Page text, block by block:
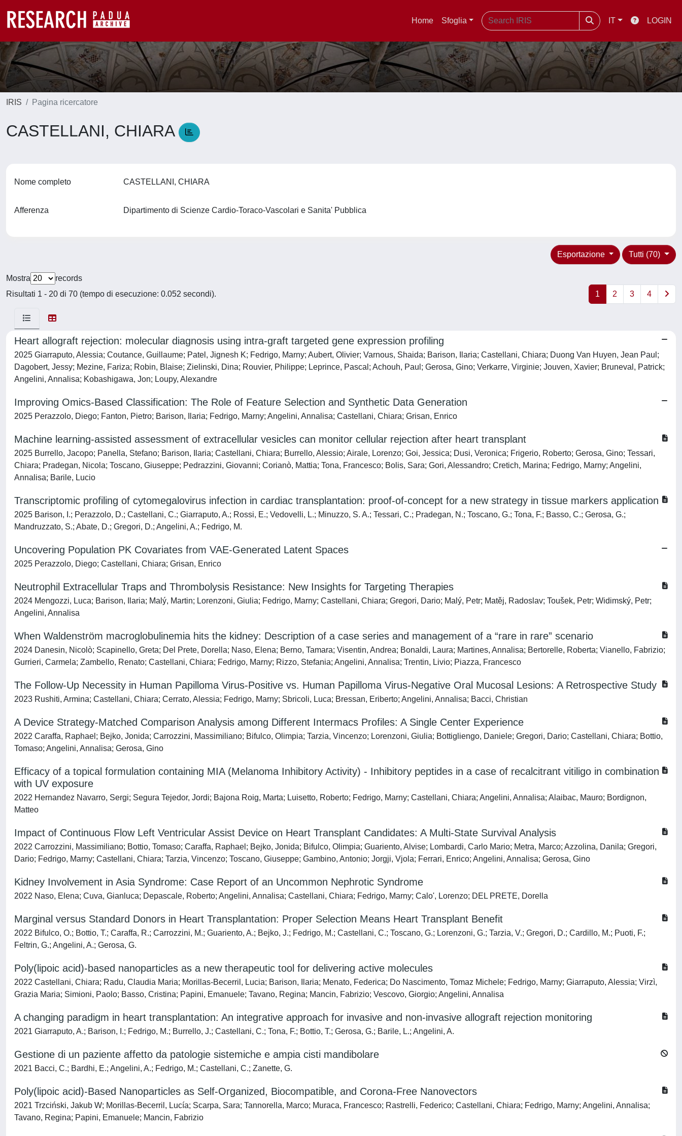
Home Sfoglia IT LOGIN
IRIS Pagina ricercatore
CASTELLANI, CHIARA
Nome completo CASTELLANI, CHIARA
Afferenza Dipartimento di Scienze Cardio-Toraco-Vascolari e Sanita' Pubblica
Tutti (70)
Esportazione
Mostra
records
Risultati 1 - 20 di 70 (tempo di esecuzione: 0.052 secondi).
1 2 3 4
Heart allograft rejection: molecular diagnosis using intra-graft targeted gene expression profiling
2025 Giarraputo, Alessia; Coutance, Guillaume; Patel, Jignesh K; Fedrigo, Marny; Aubert, Olivier; Varnous, Shaida; Barison, Ilaria; Castellani, Chiara; Duong Van Huyen, Jean Paul;
Dagobert, Jessy; Mezine, Fariza; Robin, Blaise; Zielinski, Dina; Rouvier, Philippe; Leprince, Pascal; Achouh, Paul; Gerosa, Gino; Verkarre, Virginie; Jouven, Xavier; Bruneval, Patrick;
Angelini, Annalisa; Kobashigawa, Jon; Loupy, Alexandre
Improving Omics-Based Classification: The Role of Feature Selection and Synthetic Data Generation
2025 Perazzolo, Diego; Fanton, Pietro; Barison, Ilaria; Fedrigo, Marny; Angelini, Annalisa; Castellani, Chiara; Grisan, Enrico
Machine learning-assisted assessment of extracellular vesicles can monitor cellular rejection after heart transplant
2025 Burrello, Jacopo; Panella, Stefano; Barison, Ilaria; Castellani, Chiara; Burrello, Alessio; Airale, Lorenzo; Goi, Jessica; Dusi, Veronica; Frigerio, Roberto; Gerosa, Gino; Tessari,
Chiara; Pradegan, Nicola; Toscano, Giuseppe; Pedrazzini, Giovanni; Corianò, Mattia; Tona, Francesco; Bolis, Sara; Gori, Alessandro; Cretich, Marina; Fedrigo, Marny; Angelini,
Annalisa; Barile, Lucio
Transcriptomic profiling of cytomegalovirus infection in cardiac transplantation: proof-of-concept for a new strategy in tissue markers application
2025 Barison, I.; Perazzolo, D.; Castellani, C.; Giarraputo, A.; Rossi, E.; Vedovelli, L.; Minuzzo, S. A.; Tessari, C.; Pradegan, N.; Toscano, G.; Tona, F.; Basso, C.; Gerosa, G.;
Mandruzzato, S.; Abate, D.; Gregori, D.; Angelini, A.; Fedrigo, M.
Uncovering Population PK Covariates from VAE-Generated Latent Spaces
2025 Perazzolo, Diego; Castellani, Chiara; Grisan, Enrico
Neutrophil Extracellular Traps and Thrombolysis Resistance: New Insights for Targeting Therapies
2024 Mengozzi, Luca; Barison, Ilaria; Malý, Martin; Lorenzoni, Giulia; Fedrigo, Marny; Castellani, Chiara; Gregori, Dario; Malý, Petr; Matěj, Radoslav; Toušek, Petr; Widimský, Petr;
Angelini, Annalisa
When Waldenström macroglobulinemia hits the kidney: Description of a case series and management of a “rare in rare” scenario
2024 Danesin, Nicolò; Scapinello, Greta; Del Prete, Dorella; Naso, Elena; Berno, Tamara; Visentin, Andrea; Bonaldi, Laura; Martines, Annalisa; Bertorelle, Roberta; Vianello, Fabrizio;
Gurrieri, Carmela; Zambello, Renato; Castellani, Chiara; Fedrigo, Marny; Rizzo, Stefania; Angelini, Annalisa; Trentin, Livio; Piazza, Francesco
The Follow-Up Necessity in Human Papilloma Virus-Positive vs. Human Papilloma Virus-Negative Oral Mucosal Lesions: A Retrospective Study
2023 Rushiti, Armina; Castellani, Chiara; Cerrato, Alessia; Fedrigo, Marny; Sbricoli, Luca; Bressan, Eriberto; Angelini, Annalisa; Bacci, Christian
A Device Strategy-Matched Comparison Analysis among Different Intermacs Profiles: A Single Center Experience
2022 Caraffa, Raphael; Bejko, Jonida; Carrozzini, Massimiliano; Bifulco, Olimpia; Tarzia, Vincenzo; Lorenzoni, Giulia; Bottigliengo, Daniele; Gregori, Dario; Castellani, Chiara; Bottio,
Tomaso; Angelini, Annalisa; Gerosa, Gino
Efficacy of a topical formulation containing MIA (Melanoma Inhibitory Activity) - Inhibitory peptides in a case of recalcitrant vitiligo in combination
with UV exposure
2022 Hernandez Navarro, Sergi; Segura Tejedor, Jordi; Bajona Roig, Marta; Luisetto, Roberto; Fedrigo, Marny; Castellani, Chiara; Angelini, Annalisa; Alaibac, Mauro; Bordignon,
Matteo
Impact of Continuous Flow Left Ventricular Assist Device on Heart Transplant Candidates: A Multi-State Survival Analysis
2022 Carrozzini, Massimiliano; Bottio, Tomaso; Caraffa, Raphael; Bejko, Jonida; Bifulco, Olimpia; Guariento, Alvise; Lombardi, Carlo Mario; Metra, Marco; Azzolina, Danila; Gregori,
Dario; Fedrigo, Marny; Castellani, Chiara; Tarzia, Vincenzo; Toscano, Giuseppe; Gambino, Antonio; Jorgji, Vjola; Ferrari, Enrico; Angelini, Annalisa; Gerosa, Gino
Kidney Involvement in Asia Syndrome: Case Report of an Uncommon Nephrotic Syndrome
2022 Naso, Elena; Cuva, Gianluca; Depascale, Roberto; Angelini, Annalisa; Castellani, Chiara; Fedrigo, Marny; Calo', Lorenzo; DEL PRETE, Dorella
Marginal versus Standard Donors in Heart Transplantation: Proper Selection Means Heart Transplant Benefit
2022 Bifulco, O.; Bottio, T.; Caraffa, R.; Carrozzini, M.; Guariento, A.; Bejko, J.; Fedrigo, M.; Castellani, C.; Toscano, G.; Lorenzoni, G.; Tarzia, V.; Gregori, D.; Cardillo, M.; Puoti, F.;
Feltrin, G.; Angelini, A.; Gerosa, G.
Poly(lipoic acid)-based nanoparticles as a new therapeutic tool for delivering active molecules
2022 Castellani, Chiara; Radu, Claudia Maria; Morillas-Becerril, Lucia; Barison, Ilaria; Menato, Federica; Do Nascimento, Tomaz Michele; Fedrigo, Marny; Giarraputo, Alessia; Virzì,
Grazia Maria; Simioni, Paolo; Basso, Cristina; Papini, Emanuele; Tavano, Regina; Mancin, Fabrizio; Vescovo, Giorgio; Angelini, Annalisa
A changing paradigm in heart transplantation: An integrative approach for invasive and non-invasive allograft rejection monitoring
2021 Giarraputo, A.; Barison, I.; Fedrigo, M.; Burrello, J.; Castellani, C.; Tona, F.; Bottio, T.; Gerosa, G.; Barile, L.; Angelini, A.
Gestione di un paziente affetto da patologie sistemiche e ampia cisti mandibolare
2021 Bacci, C.; Bardhi, E.; Angelini, A.; Fedrigo, M.; Castellani, C.; Zanette, G.
Poly(lipoic acid)-Based Nanoparticles as Self-Organized, Biocompatible, and Corona-Free Nanovectors
2021 Trzciński, Jakub W; Morillas-Becerril, Lucía; Scarpa, Sara; Tannorella, Marco; Muraca, Francesco; Rastrelli, Federico; Castellani, Chiara; Fedrigo, Marny; Angelini, Annalisa;
Tavano, Regina; Papini, Emanuele; Mancin, Fabrizio